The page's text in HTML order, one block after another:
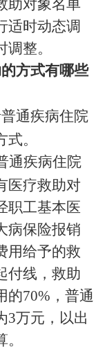
助对象名单
适时动态调
整。
方式有哪些
通疾病住院
。
通疾病住院
医疗救助对
职工基本医
病保险报销
用给予的救
付线，救助
的70%，普通
3万元，以出